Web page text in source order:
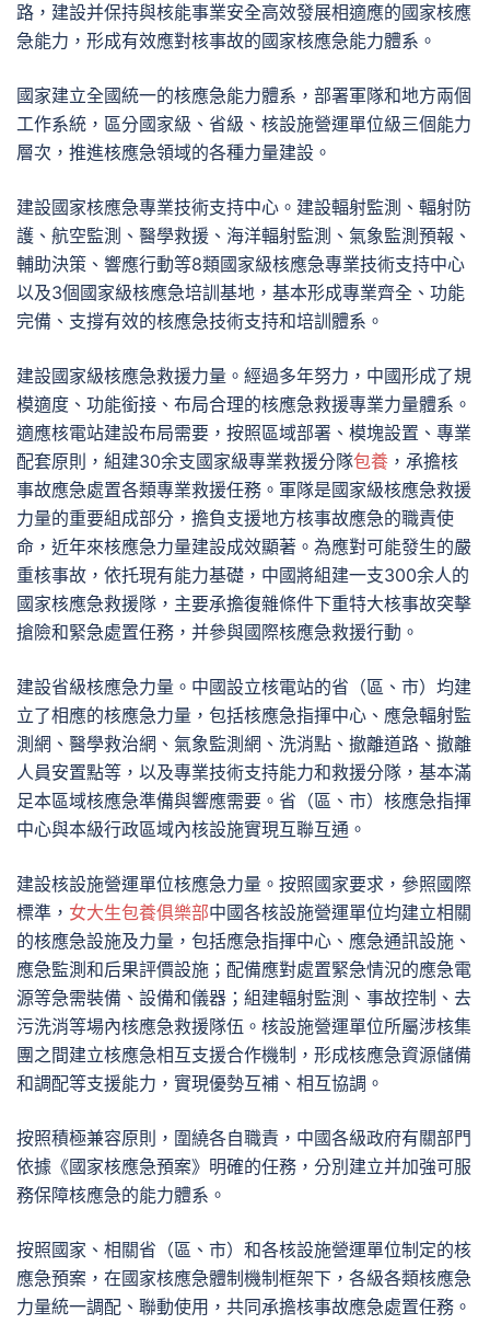
路，建設并保持與核能事業安全高效發展相適應的國家核應
急能力，形成有效應對核事故的國家核應急能力體系。
國家建立全國統一的核應急能力體系，部署軍隊和地方兩個
工作系統，區分國家級、省級、核設施營運單位級三個能力
層次，推進核應急領域的各種力量建設。
建設國家核應急專業技術支持中心。建設輻射監測、輻射防
護、航空監測、醫學救援、海洋輻射監測、氣象監測預報、
輔助決策、響應行動等8類國家級核應急專業技術支持中心
以及3個國家級核應急培訓基地，基本形成專業齊全、功能
完備、支撐有效的核應急技術支持和培訓體系。
建設國家級核應急救援力量。經過多年努力，中國形成了規
模適度、功能銜接、布局合理的核應急救援專業力量體系。
適應核電站建設布局需要，按照區域部署、模塊設置、專業
配套原則，組建30余支國家級專業救援分隊包養 ，承擔核
事故應急處置各類專業救援任務。軍隊是國家級核應急救援
力量的重要組成部分，擔負支援地方核事故應急的職責使
命，近年來核應急力量建設成效顯著。為應對可能發生的嚴
重核事故，依托現有能力基礎，中國將組建一支300余人的
國家核應急救援隊，主要承擔復雜條件下重特大核事故突擊
搶險和緊急處置任務，并參與國際核應急救援行動。
建設省級核應急力量。中國設立核電站的省（區、市）均建
立了相應的核應急力量，包括核應急指揮中心、應急輻射監
測網、醫學救治網、氣象監測網、洗消點、撤離道路、撤離
人員安置點等，以及專業技術支持能力和救援分隊，基本滿
足本區域核應急準備與響應需要。省（區、市）核應急指揮
中心與本級行政區域內核設施實現互聯互通。
建設核設施營運單位核應急力量。按照國家要求，參照國際
標準， 女大生包養俱樂部中國各核設施營運單位均建立相關
的核應急設施及力量，包括應急指揮中心、應急通訊設施、
應急監測和后果評價設施；配備應對處置緊急情況的應急電
源等急需裝備、設備和儀器；組建輻射監測、事故控制、去
污洗消等場內核應急救援隊伍。核設施營運單位所屬涉核集
團之間建立核應急相互支援合作機制，形成核應急資源儲備
和調配等支援能力，實現優勢互補、相互協調。
按照積極兼容原則，圍繞各自職責，中國各級政府有關部門
依據《國家核應急預案》明確的任務，分別建立并加強可服
務保障核應急的能力體系。
按照國家、相關省（區、市）和各核設施營運單位制定的核
應急預案，在國家核應急體制機制框架下，各級各類核應急
力量統一調配、聯動使用，共同承擔核事故應急處置任務。